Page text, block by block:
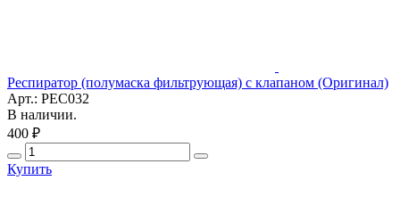
Респиратор (полумаска фильтрующая) c клапаном (Оригинал)
Арт.: РЕС032
В наличии.
400 ₽
Купить